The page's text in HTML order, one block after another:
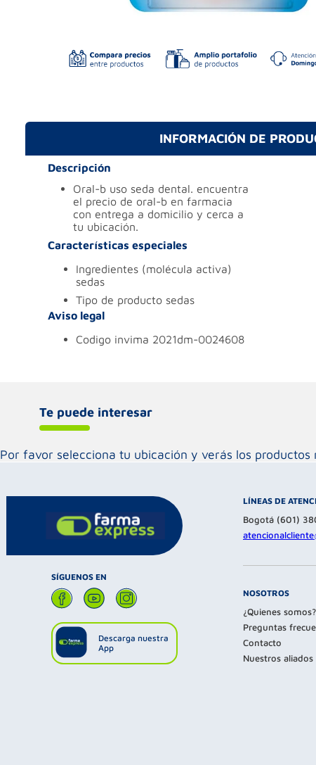
INFORMACIÓN DE
Descripción
oral-b uso seda dental. encuentra
el precio de oral-b en farmacia
con entrega a domicilio y cerca a
tu ubicación.
Características especiales
ingredientes (molécula activa)
sedas
tipo de producto sedas
Aviso legal
codigo invima 2021dm-0024608
Te puede interesar
Por favor selecciona tu ubicación y verás los
SÍGUENOS EN
Descarga nuestra
App
LÍNEAS DE
Bogotá (601)
NOSOTROS
¿Quienes somos?
Preguntas
Contacto
Nuestros aliados